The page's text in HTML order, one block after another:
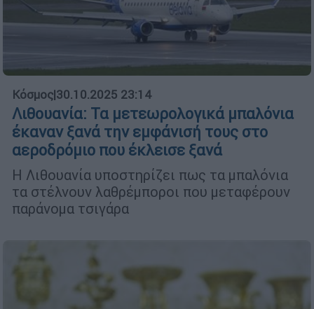
Κόσμος|30.10.2025 23:14
Λιθουανία: Τα μετεωρολογικά μπαλόνια
έκαναν ξανά την εμφάνισή τους στο
αεροδρόμιο που έκλεισε ξανά
Η Λιθουανία υποστηρίζει πως τα μπαλόνια
τα στέλνουν λαθρέμποροι που μεταφέρουν
παράνομα τσιγάρα